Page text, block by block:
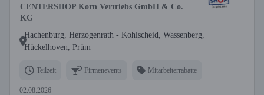
CENTERSHOP Korn Vertriebs GmbH & Co.
KG
Hachenburg, Herzogenrath - Kohlscheid, Wassenberg,
Hückelhoven, Prüm
Teilzeit Firmenevents Mitarbeiterrabatte
02.08.2026